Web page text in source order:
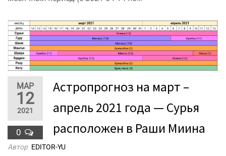
МАР
12
2021
0
Астропрогноз на март –
апрель 2021 года — Сурья
расположен в Раши Миина
Автор EDITOR-YU